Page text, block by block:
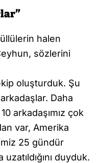
halen
sözlerini
oluşturduk. Şu
Daha
arkadaşımız çok
var, Amerika
25 gündür
duyduk.